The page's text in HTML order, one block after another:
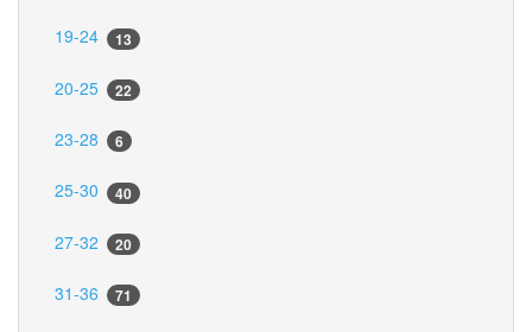
19-24 13
20-25 22
23-28 6
25-30 40
27-32 20
31-36 71